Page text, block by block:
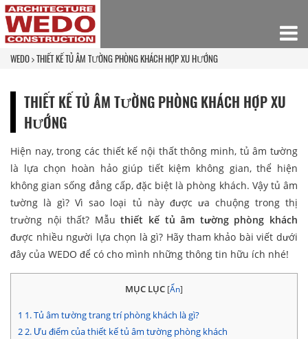
WEDO THIẾT KẾ TỦ ÂM TƯỜNG PHÒNG KHÁCH HỢP XU HƯỚNG
THIẾT KẾ TỦ ÂM TƯỜNG PHÒNG KHÁCH HỢP XU
HƯỚNG
Hiện nay, trong các thiết kế nội thất thông minh, tủ âm tường
là lựa chọn hoàn hảo giúp tiết kiệm không gian, thể hiện
không gian sống đẳng cấp, đặc biệt là phòng khách. Vậy tủ âm
tường là gì? Vì sao loại tủ này được ưa chuộng trong thị
trường nội thất? Mẫuthiết kế tủ âm tường phòng khách
được nhiều người lựa chọn là gì? Hãy tham khảo bài viết dưới
đây của WEDO để có cho mình những thông tin hữu ích nhé!
MỤC LỤC [Ẩn]
1 1. Tủ âm tường trang trí phòng khách là gì?
22. Ưu điểm của thiết kế tủ âm tường phòng khách